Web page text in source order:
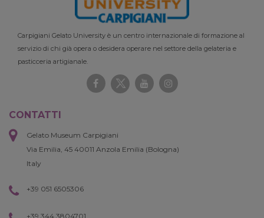
Carpigiani Gelato University è un centro internazionale di formazione al
servizio di chi già opera o desidera operare nel settore della gelateria e
pasticceria artigianale.
CONTATTI
Gelato Museum Carpigiani
Via Emilia, 45 40011 Anzola Emilia (Bologna)
Italy
+39 051 6505306
+39 344 3804701